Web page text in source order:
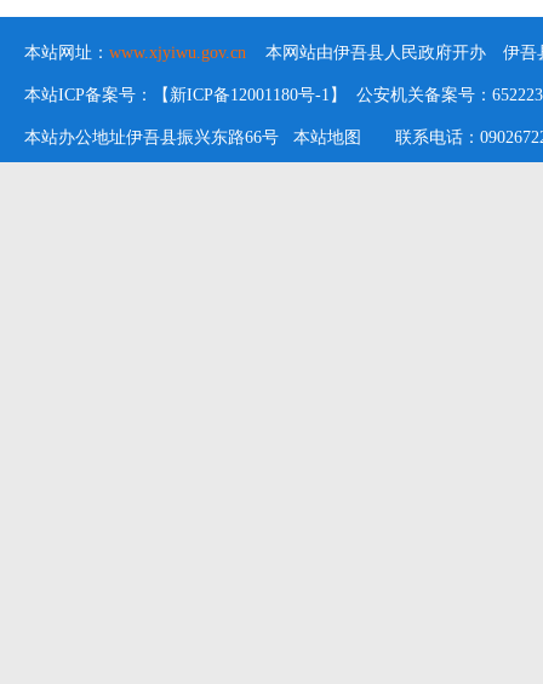
本站网址： www.xjyiwu.gov.cn 本网站由伊吾县人民政府开办 伊吾
本站ICP备案号：【新ICP备12001180号-1】 公安机关备案号：
本站办公地址伊吾县振兴东路66号 本站地图 联系电话：